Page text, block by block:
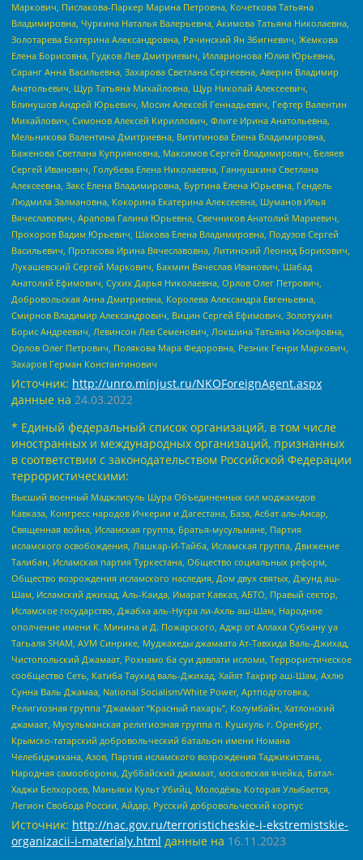
Маркович, Пислакова-Паркер Марина Петровна, Кочеткова Татьяна
Владимировна, Чуркина Наталья Валерьевна, Акимова Татьяна Николаевна,
Золотарева Екатерина Александровна, Рачинский Ян Збигневич, Жемкова
Елена Борисовна, Гудков Лев Дмитриевич, Илларионова Юлия Юрьевна,
Саранг Анна Васильевна, Захарова Светлана Сергеевна, Аверин Владимир
Анатольевич, Щур Татьяна Михайловна, Щур Николай Алексеевич,
Блинушов Андрей Юрьевич, Мосин Алексей Геннадьевич, Гефтер Валентин
Михайлович, Симонов Алексей Кириллович, Флиге Ирина Анатольевна,
Мельникова Валентина Дмитриевна, Вититинова Елена Владимировна,
Баженова Светлана Куприяновна, Максимов Сергей Владимирович, Беляев
Сергей Иванович, Голубева Елена Николаевна, Ганнушкина Светлана
Алексеевна, Закс Елена Владимировна, Буртина Елена Юрьевна, Гендель
Людмила Залмановна, Кокорина Екатерина Алексеевна, Шуманов Илья
Вячеславович, Арапова Галина Юрьевна, Свечников Анатолий Мариевич,
Прохоров Вадим Юрьевич, Шахова Елена Владимировна, Подузов Сергей
Васильевич, Протасова Ирина Вячеславовна, Литинский Леонид Борисович,
Лукашевский Сергей Маркович, Бахмин Вячеслав Иванович, Шабад
Анатолий Ефимович, Сухих Дарья Николаевна, Орлов Олег Петрович,
Добровольская Анна Дмитриевна, Королева Александра Евгеньевна,
Смирнов Владимир Александрович, Вицин Сергей Ефимович, Золотухин
Борис Андреевич, Левинсон Лев Семенович, Локшина Татьяна Иосифовна,
Орлов Олег Петрович, Полякова Мара Федоровна, Резник Генри Маркович,
Захаров Герман Константинович
Источник: http://unro.minjust.ru/NKOForeignAgent.aspx
данные на 24.03.2022
* Единый федеральный список организаций, в том числе
иностранных и международных организаций, признанных
в соответствии с законодательством Российской Федерации
террористическими:
Высший военный Маджлисуль Шура Объединенных сил моджахедов
Кавказа, Конгресс народов Ичкерии и Дагестана, База, Асбат аль-Ансар,
Священная война, Исламская группа, Братья-мусульмане, Партия
исламского освобождения, Лашкар-И-Тайба, Исламская группа, Движение
Талибан, Исламская партия Туркестана, Общество социальных реформ,
Общество возрождения исламского наследия, Дом двух святых, Джунд аш-
Шам, Исламский джихад, Аль-Каида, Имарат Кавказ, АБТО, Правый сектор,
Исламское государство, Джабха аль-Нусра ли-Ахль аш-Шам, Народное
ополчение имени К. Минина и Д. Пожарского, Аджр от Аллаха Субхану уа
Тагьаля SHAM, АУМ Синрике, Муджахеды джамаата Ат-Тавхида Валь-Джихад,
Чистопольский Джамаат, Рохнамо ба суи давлати исломи, Террористическое
сообщество Сеть, Катиба Таухид валь-Джихад, Хайят Тахрир аш-Шам, Ахлю
Сунна Валь Джамаа, National Socialism/White Power, Артподготовка,
Религиозная группа “Джамаат “Красный пахарь”, Колумбайн, Хатлонский
джамаат, Мусульманская религиозная группа п. Кушкуль г. Оренбург,
Крымско-татарский добровольческий батальон имени Номана
Челебиджихана, Азов, Партия исламского возрождения Таджикистана,
Народная самооборона, Дуббайский джамаат, московская ячейка, Батал-
Хаджи Белхороев, Маньяки Культ Убийц, Молодёжь Которая Улыбается,
Легион Свобода России, Айдар, Русский добровольческий корпус
Источник: http://nac.gov.ru/terroristicheskie-i-ekstremistskie-
organizacii-i-materialy.html данные на 16.11.2023